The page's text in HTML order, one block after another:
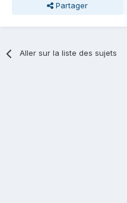
Partager
Aller sur la liste des sujets